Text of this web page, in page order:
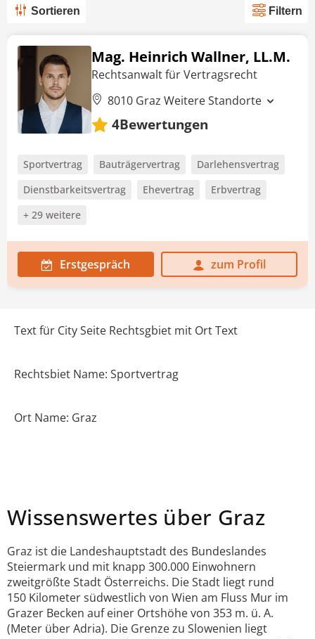
Sortieren Filtern
Mag. Heinrich Wallner, LL.M.
Rechtsanwalt für Vertragsrecht
8010 Graz Weitere Standorte
4Bewertungen
Sportvertrag Bauträgervertrag
Darlehensvertrag
Dienstbarkeitsvertrag
Ehevertrag
Erbvertrag
+ 29 weitere
Erstgespräch zum Profil
Text für City Seite Rechtsgbiet mit Ort Text
Rechtsbiet Name: Sportvertrag
Ort Name: Graz
Wissenswertes über Graz
Graz ist die Landeshauptstadt des Bundeslandes
Steiermark und mit knapp 300.000 Einwohnern
zweitgrößte Stadt Österreichs. Die Stadt liegt rund
150 Kilometer südwestlich von Wien am Fluss Mur im
Grazer Becken auf einer Ortshöhe von 353 m. ü. A.
(Meter über Adria). Die Grenze zu Slowenien liegt